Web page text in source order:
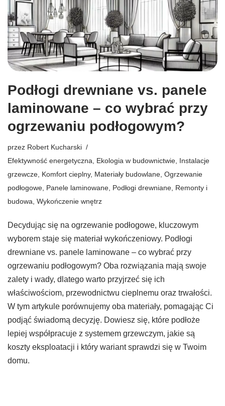
Podłogi drewniane vs. panele
laminowane – co wybrać przy
ogrzewaniu podłogowym?
przez Robert Kucharski
Efektywność energetyczna, Ekologia w budownictwie, Instalacje
grzewcze, Komfort cieplny, Materiały budowlane, Ogrzewanie
podłogowe, Panele laminowane, Podłogi drewniane, Remonty i
budowa, Wykończenie wnętrz
Decydując się na ogrzewanie podłogowe, kluczowym
wyborem staje się materiał wykończeniowy. Podłogi
drewniane vs. panele laminowane – co wybrać przy
ogrzewaniu podłogowym? Oba rozwiązania mają swoje
zalety i wady, dlatego warto przyjrzeć się ich
właściwościom, przewodnictwu cieplnemu oraz trwałości.
W tym artykule porównujemy oba materiały, pomagając Ci
podjąć świadomą decyzję. Dowiesz się, które podłoże
lepiej współpracuje z systemem grzewczym, jakie są
koszty eksploatacji i który wariant sprawdzi się w Twoim
domu.